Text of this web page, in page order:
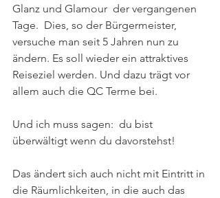
Glanz und Glamour  der vergangenen
Tage.  Dies, so der Bürgermeister,
versuche man seit 5 Jahren nun zu
ändern. Es soll wieder ein attraktives
Reiseziel werden. Und dazu trägt vor
allem auch die QC Terme bei.
Und ich muss sagen:  du bist
überwältigt wenn du davorstehst!
Das ändert sich auch nicht mit Eintritt in
die Räumlichkeiten, in die auch das